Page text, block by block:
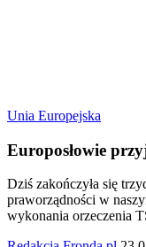
Unia Europejska
Europosłowie
Dziś zakończyła się
praworządności w
wykonania orzeczenia